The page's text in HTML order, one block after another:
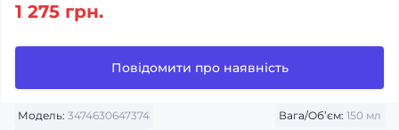
Модель: 3474630647374 Вага/Об’єм: 150 мл
1 275 грн.
Повідомити про наявність